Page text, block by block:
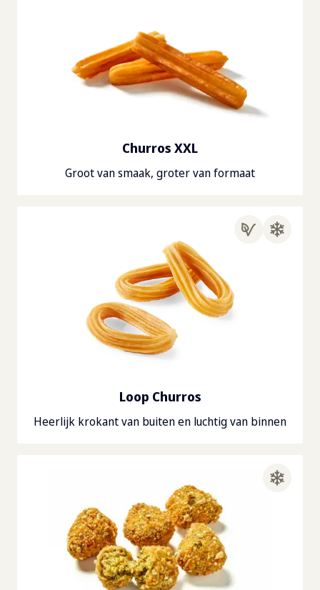
Churros XXL
Groot van smaak, groter van formaat
Loop Churros
Heerlijk krokant van buiten en luchtig van binnen